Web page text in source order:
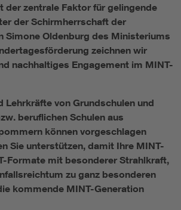
der zentrale Faktor für gelingende
der Schirmherrschaft der
Simone Oldenburg des Ministeriums
zeichnen wir
nachhaltiges Engagement im MINT-
Lehrkräfte von Grundschulen und
beruflichen Schulen aus
können vorgeschlagen
Sie unterstützen, damit Ihre MINT-
Formate mit besonderer Strahlkraft,
zu ganz besonderen
kommende MINT-Generation